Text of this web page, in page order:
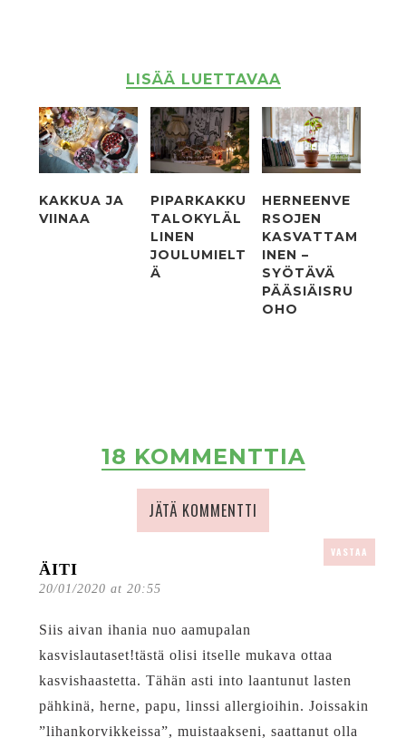
LISÄÄ LUETTAVAA
KAKKUA JA
VIINAA
PIPARKAKKU
TALOKYLÄL
LINEN
JOULUMIELT
Ä
HERNEENVE
RSOJEN
KASVATTAM
INEN –
SYÖTÄVÄ
PÄÄSIÄISRU
OHO
18 KOMMENTTIA
JÄTÄ KOMMENTTI
ÄITI
20/01/2020 at 20:55
VASTAA
Siis aivan ihania nuo aamupalan
kasvislautaset!tästä olisi itselle mukava ottaa
kasvishaastetta. Tähän asti into laantunut lasten
pähkinä, herne, papu, linssi allergioihin. Joissakin
”lihankorvikkeissa”, muistaakseni, saattanut olla